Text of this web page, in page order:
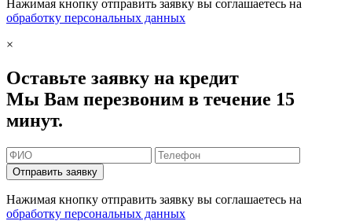
Нажимая кнопку отправить заявку вы соглашаетесь на
обработку персональных данных
×
Оставьте заявку на кредит
Мы Вам перезвоним в течение 15
минут.
Отправить заявку
Нажимая кнопку отправить заявку вы соглашаетесь на
обработку персональных данных